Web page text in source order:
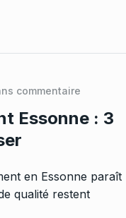
commentaire
Essonne : 3
en Essonne paraît
qualité restent